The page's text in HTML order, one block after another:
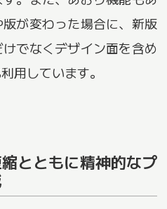
が変わった場合に、新版
でなくデザイン面を含め
用しています。
とともに精神的なプ